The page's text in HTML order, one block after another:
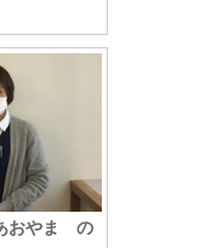
おやま の